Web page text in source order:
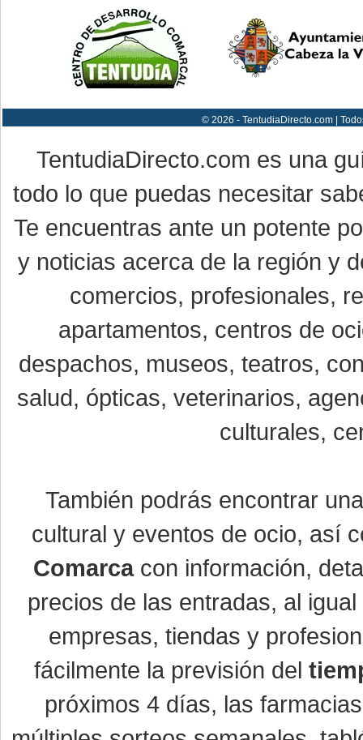
© 2026 - TentudiaDirecto.com |
TentudiaDirecto.com es una
todo lo que puedas necesitar
Te encuentras ante un potente
y noticias acerca de la región y
comercios, profesionales,
apartamentos, centros de
despachos, museos, teatros,
salud, ópticas, veterinarios,
culturales,
También podrás encontrar
cultural y eventos de ocio, así
Comarcacon información,
precios de las entradas, al
empresas, tiendas y
fácilmente la previsión del
próximos 4 días, las